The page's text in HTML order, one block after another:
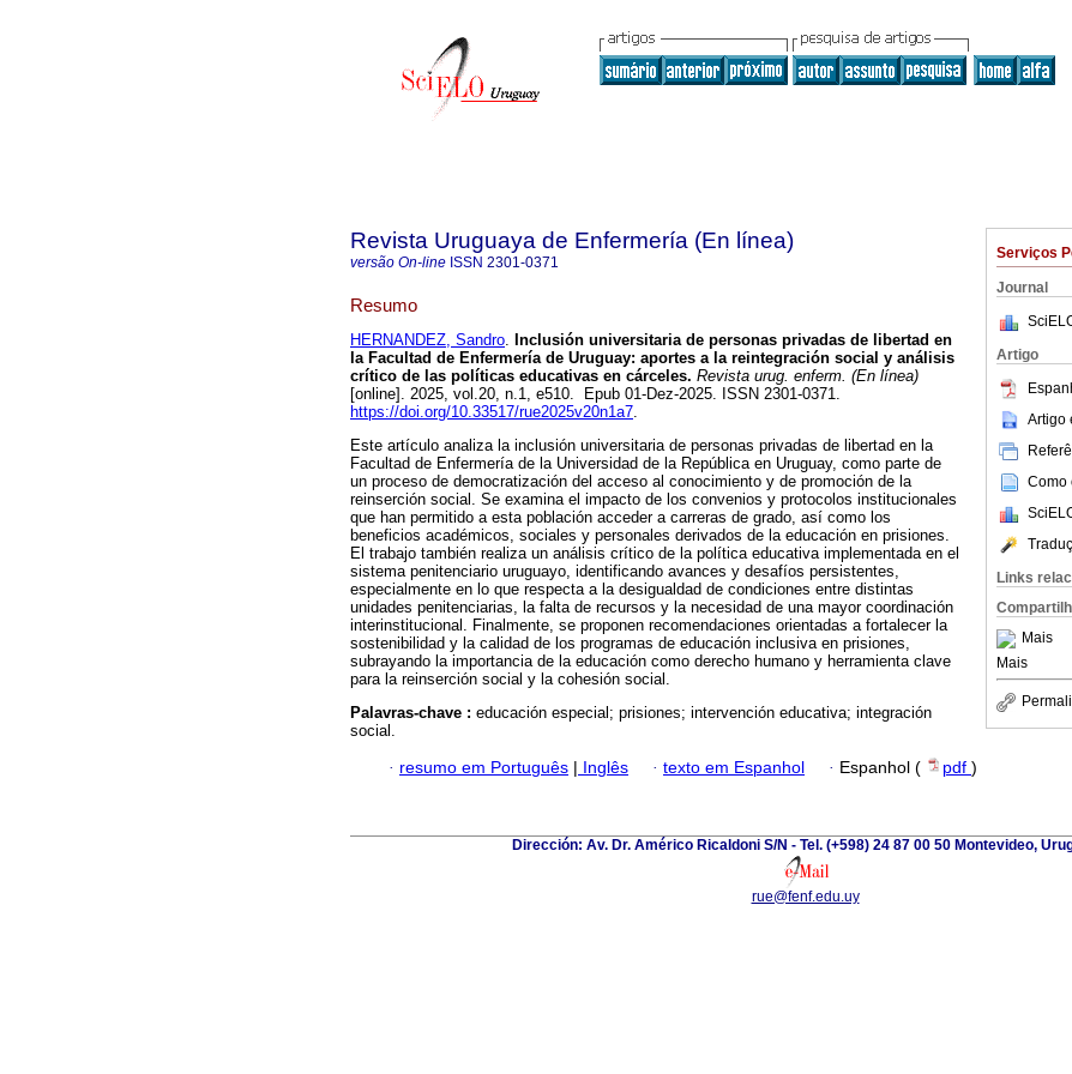
Serviços
Journal
Artigo
Artigo
Como
Links
Mais
Mais
Revista Uruguaya de Enfermería (En línea)
versão On-line ISSN 2301-0371
Resumo
HERNANDEZ, Sandro. Inclusión universitaria de personas privadas de libertad en
la Facultad de Enfermería de Uruguay: aportes a la reintegración social y análisis
crítico de las políticas educativas en cárceles. Revista urug. enferm. (En línea)
[online]. 2025, vol.20, n.1, e510. Epub 01-Dez-2025. ISSN 2301-0371.
https://doi.org/10.33517/rue2025v20n1a7.
Este artículo analiza la inclusión universitaria de personas privadas de libertad en la
Facultad de Enfermería de la Universidad de la República en Uruguay, como parte de
un proceso de democratización del acceso al conocimiento y de promoción de la
reinserción social. Se examina el impacto de los convenios y protocolos institucionales
que han permitido a esta población acceder a carreras de grado, así como los
beneficios académicos, sociales y personales derivados de la educación en prisiones.
El trabajo también realiza un análisis crítico de la política educativa implementada en el
sistema penitenciario uruguayo, identificando avances y desafíos persistentes,
especialmente en lo que respecta a la desigualdad de condiciones entre distintas
unidades penitenciarias, la falta de recursos y la necesidad de una mayor coordinación
interinstitucional. Finalmente, se proponen recomendaciones orientadas a fortalecer la
sostenibilidad y la calidad de los programas de educación inclusiva en prisiones,
subrayando la importancia de la educación como derecho humano y herramienta clave
para la reinserción social y la cohesión social.
Palavras-chave : educación especial; prisiones; intervención educativa; integración
social.
· resumo em Português | Inglês · texto em Espanhol · Espanhol ( pdf )
Dirección: Av. Dr. Américo Ricaldoni S/N - Tel. (+598) 24 87 00 50 Montevideo,
rue@fenf.edu.uy